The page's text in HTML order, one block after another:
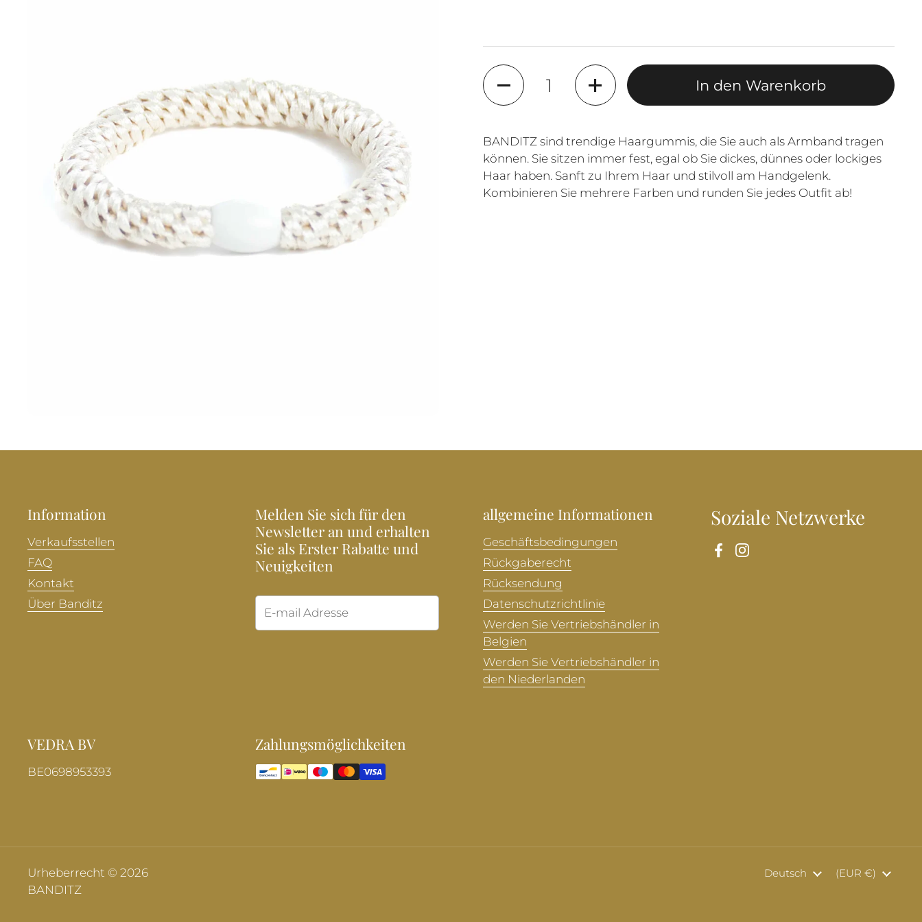
Anzahl
In den Warenkorb
BANDITZ sind trendige Haargummis, die Sie auch als Armband tragen
können. Sie sitzen immer fest, egal ob Sie dickes, dünnes oder lockiges
Haar haben. Sanft zu Ihrem Haar und stilvoll am Handgelenk.
Kombinieren Sie mehrere Farben und runden Sie jedes Outfit ab!
Information
Verkaufsstellen
FAQ
Kontakt
Über Banditz
Melden Sie sich für den
Newsletter an und erhalten
Sie als Erster Rabatte und
Neuigkeiten
allgemeine Informationen
Geschäftsbedingungen
Rückgaberecht
Rücksendung
Datenschutzrichtlinie
Werden Sie Vertriebshändler in
Belgien
Werden Sie Vertriebshändler in
den Niederlanden
Soziale Netzwerke
Facebook
Instagram
VEDRA BV
BE0698953393
Zahlungsmöglichkeiten
Urheberrecht © 2026
BANDITZ
Sprache
Deutsch Land/Region
(EUR €)